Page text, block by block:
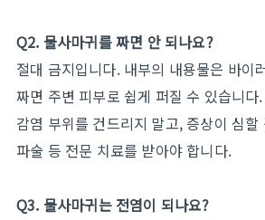
Q2. 물사마귀를 짜면 안 되나요?
절대 금지입니다. 내부의 내용물은 바이
짜면 주변 피부로 쉽게 퍼질 수 있습니다.
감염 부위를 건드리지 말고, 증상이 심할
파술 등 전문 치료를 받아야 합니다.
Q3. 물사마귀는 전염이 되나요?